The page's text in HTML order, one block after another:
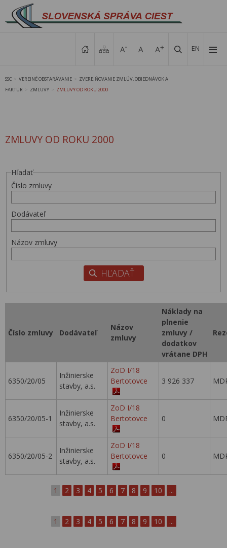
EN
SSC VEREJNÉ OBSTARÁVANIE
ZVEREJŇOVANIE ZMLÚV, OBJEDNÁVOK A
FAKTÚR
ZMLUVY ZMLUVY OD ROKU 2000
ZMLUVY OD ROKU 2000
Hľadať
Číslo zmluvy
Dodávateľ
Názov zmluvy
Číslo zmluvy Dodávateľ
Názov
zmluvy
Náklady na
plnenie
zmluvy /
dodatkov
vrátane DPH
6350/20/05
Inžinierske
stavby, a.s.
ZoD I/18
Bertotovce
3 926 337
6350/20/05-1
Inžinierske
stavby, a.s.
ZoD I/18
Bertotovce
0
6350/20/05-2
Inžinierske
stavby, a.s.
ZoD I/18
Bertotovce
0
1 2 3 4 5 6 7 8 9 10 ...
1 2 3 4 5 6 7 8 9 10 ...